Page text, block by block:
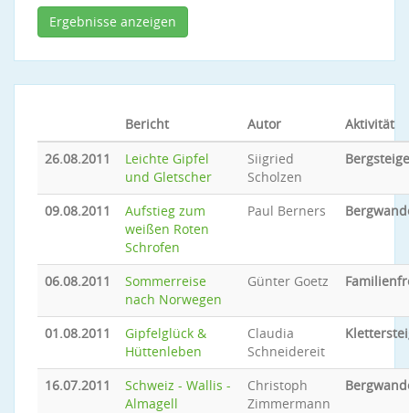
Bericht Autor
Aktivität
26.08.2011
Leichte Gipfel
und Gletscher
Siigried
Scholzen
09.08.2011
Aufstieg zum
weißen Roten
Schrofen
Paul Berners
06.08.2011
Sommerreise
nach Norwegen
Günter Goetz
01.08.2011
Gipfelglück &
Hüttenleben
Claudia
Schneidereit
16.07.2011
Schweiz - Wallis -
Almagell
Christoph
Zimmermann